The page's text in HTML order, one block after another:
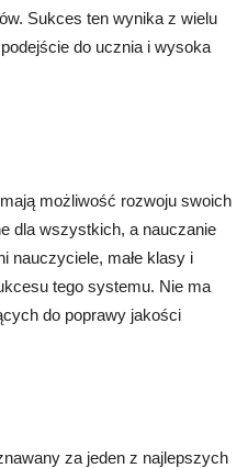
Sukces ten wynika z wielu
do ucznia i wysoka
możliwość rozwoju swoich
dla wszystkich, a nauczanie
nauczyciele, małe klasy i
tego systemu. Nie ma
do poprawy jakości
za jeden z najlepszych